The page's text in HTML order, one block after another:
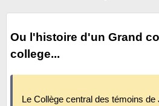
Ou l'histoire d'un Grand
college...
Le Collège central des témoins